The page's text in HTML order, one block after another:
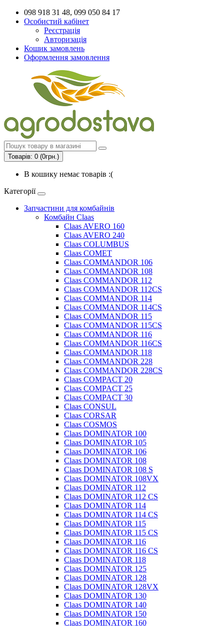
098 918 31 48, 099 050 84 17
Особистий кабінет
Реєстрація
Авторизація
Кошик замовлень
Оформлення замовлення
Товарів: 0 (0грн.)
В кошику немає товарів :(
Категорії
Запчастини для комбайнів
Комбайн Claas
Claas AVERO 160
Claas AVERO 240
Claas COLUMBUS
Claas COMET
Claas COMMANDOR 106
Claas COMMANDOR 108
Claas COMMANDOR 112
Claas COMMANDOR 112CS
Claas COMMANDOR 114
Claas COMMANDOR 114CS
Claas COMMANDOR 115
Claas COMMANDOR 115CS
Claas COMMANDOR 116
Claas COMMANDOR 116CS
Claas COMMANDOR 118
Claas COMMANDOR 228
Claas COMMANDOR 228CS
Claas COMPACT 20
Claas COMPACT 25
Claas COMPACT 30
Claas CONSUL
Claas CORSAR
Claas COSMOS
Claas DOMINATOR 100
Claas DOMINATOR 105
Claas DOMINATOR 106
Claas DOMINATOR 108
Claas DOMINATOR 108 S
Claas DOMINATOR 108VX
Claas DOMINATOR 112
Claas DOMINATOR 112 CS
Claas DOMINATOR 114
Claas DOMINATOR 114 CS
Claas DOMINATOR 115
Claas DOMINATOR 115 CS
Claas DOMINATOR 116
Claas DOMINATOR 116 CS
Claas DOMINATOR 118
Claas DOMINATOR 125
Claas DOMINATOR 128
Claas DOMINATOR 128VX
Claas DOMINATOR 130
Claas DOMINATOR 140
Claas DOMINATOR 150
Claas DOMINATOR 160